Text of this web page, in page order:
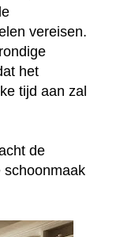
vereisen.
het
tijd aan zal
de
schoonmaak